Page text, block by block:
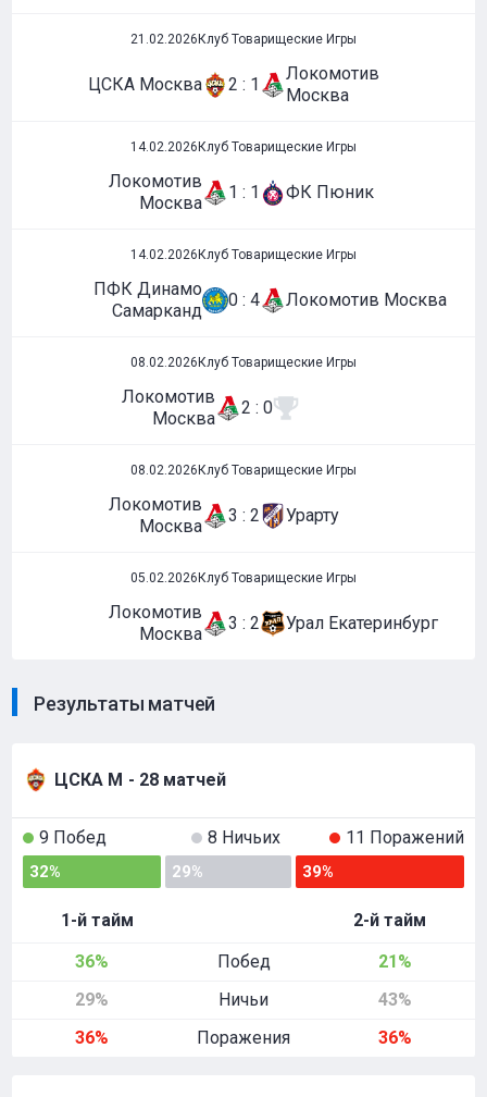
21.02.2026 Клуб Товарищеские Игры
ЦСКА Москва 2 : 1
Локомотив
Москва
14.02.2026 Клуб Товарищеские Игры
Локомотив
Москва
1 : 1 ФК Пюник
14.02.2026 Клуб Товарищеские Игры
ПФК Динамо
Самарканд
0 : 4 Локомотив Москва
08.02.2026 Клуб Товарищеские Игры
Локомотив
Москва
2 : 0
08.02.2026 Клуб Товарищеские Игры
Локомотив
Москва
3 : 2 Урарту
05.02.2026 Клуб Товарищеские Игры
Локомотив
Москва
3 : 2 Урал Екатеринбург
Результаты матчей
ЦСКА М - 28 матчей
9 Побед 8 Ничьих 11 Поражений
32% 29% 39%
1-й тайм
2-й тайм
36%
Побед
21%
29%
Ничьи
43%
36%
Поражения 36%